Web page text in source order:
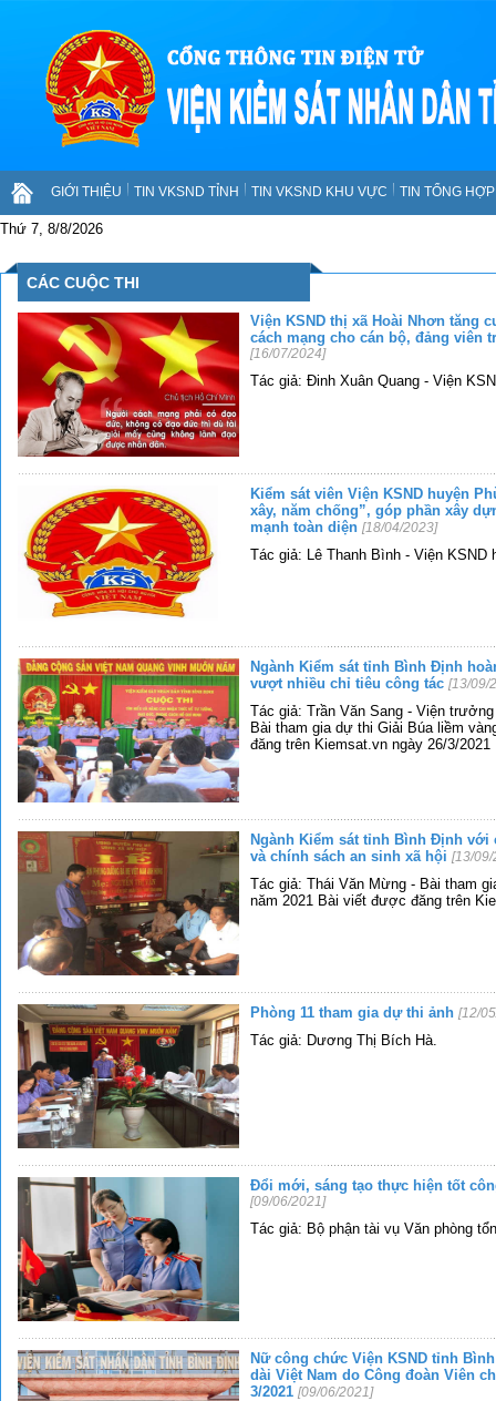
GIỚI THIỆU TIN VKSND TỈNH TIN VKSND KHU VỰC TIN TỔNG
Thứ 7, 8/8/2026
CÁC CUỘC THI
Viện KSND thị xã Hoài Nhơn tăng
cách mạng cho cán bộ, đảng viên
[16/07/2024]
Tác giả: Đinh Xuân Quang - Viện
Kiểm sát viên Viện KSND huyện
xây, năm chống”, góp phần xây
mạnh toàn diện [18/04/2023]
Tác giả: Lê Thanh Bình - Viện KSND
Ngành Kiểm sát tỉnh Bình Định
vượt nhiều chỉ tiêu công tác [13/09/
Tác giả: Trần Văn Sang - Viện
Bài tham gia dự thi Giải Búa liềm
đăng trên Kiemsat.vn ngày 26/3/2021
Ngành Kiểm sát tỉnh Bình Định với
và chính sách an sinh xã hội [13/09/
Tác giả: Thái Văn Mừng - Bài tham
năm 2021 Bài viết được đăng trên
Phòng 11 tham gia dự thi ảnh [12/
Tác giả: Dương Thị Bích Hà.
Đổi mới, sáng tạo thực hiện tốt
[09/06/2021]
Tác giả: Bộ phận tài vụ Văn phòng
Nữ công chức Viện KSND tỉnh
dài Việt Nam do Công đoàn Viên
3/2021 [09/06/2021]